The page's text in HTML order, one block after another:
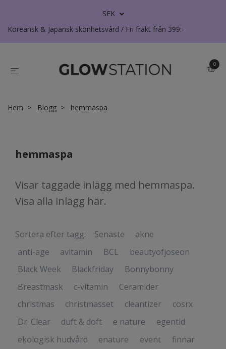
SEK
Koreansk & Japansk skönhetsvård / Fri frakt från 399:-
0
Hem Blogg hemmaspa
hemmaspa
Visar taggade inlägg med hemmaspa.
Visa alla inlägg här.
Sortera efter tagg: Senaste
akne
anti-age
avitamin BCL
beautyofjoseon
Black Week
Blackfriday
Bonnybonny
Breastmask
c-vitamin
Ceramider
christmas
christmasset cleantizer
cosrx
Dr. Clear
duft & doft e nature
egentid
ekologisk hudvård
enature event
finnar